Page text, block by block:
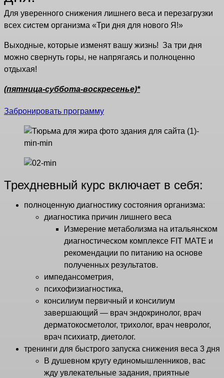
Для уверенного снижения лишнего веса и перезагрузки
всех систем организма «Три дня для нового Я!»
Выходные, которые изменят вашу жизнь! За три дня
можно свернуть горы, не напрягаясь и полноценно
отдыхая!
(пятница-суббота-воскресенье)*
Забронировать программу
Трехдневный курс включает в себя:
полноценную диагностику состояния организма:
диагностика причин лишнего веса
Измерение метаболизма на итальянском
диагностическом комплексе FIT MATE и
рекомендации по питанию на основе
полученных результатов.
импедансометрия,
психофизиагностика,
консилиум первичный и консилиум
завершающий — врач эндокринолог, врач
дерматокосметолог, трихолог, врач невролог,
врач психиатр, диетолог.
тренинги для быстрого запуска снижения веса 3 дня
В душевном кругу единомышленников, вас
жду увлекательные задания, приятные